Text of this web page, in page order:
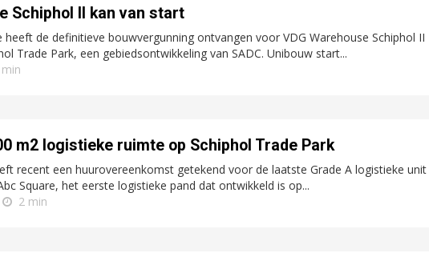
Schiphol II kan van start
heeft de definitieve bouwvergunning ontvangen voor VDG Warehouse Schiphol II
Trade Park, een gebiedsontwikkeling van SADC. Unibouw start...
m2 logistieke ruimte op Schiphol Trade Park
recent een huurovereenkomst getekend voor de laatste Grade A logistieke unit
Square, het eerste logistieke pand dat ontwikkeld is op...
2 min